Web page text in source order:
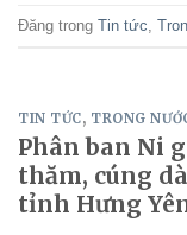
Đăng trong Tin tức
TIN TỨC, TRONG
Phân ban Ni
thăm, cúng
tỉnh Hưng